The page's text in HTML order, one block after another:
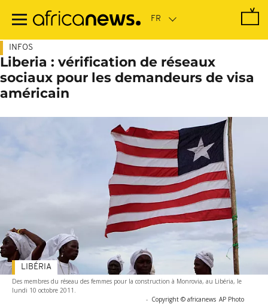
contenu
INFOS
Liberia : vérification de réseaux
sociaux pour les demandeurs de visa
américain
Des membres du réseau des femmes pour la construction à Monrovia, au Libéria, le
lundi 10 octobre 2011.
- Copyright © africanews AP Photo
LIBÉRIA